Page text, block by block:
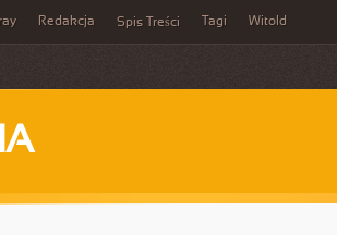
Redakcja Spis Treści Tagi Witold